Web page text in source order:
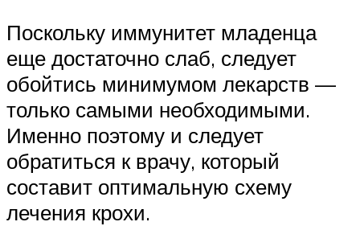
Поскольку иммунитет младенца
еще достаточно слаб, следует
обойтись минимумом лекарств —
только самыми необходимыми.
Именно поэтому и следует
обратиться к врачу, который
составит оптимальную схему
лечения крохи.